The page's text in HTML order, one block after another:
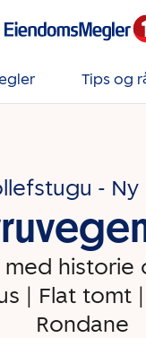
Tips og
- Ny
historie
| Flat tomt
Rondane